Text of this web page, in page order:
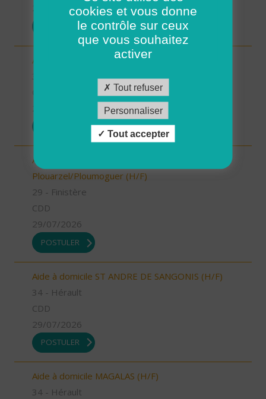
29/07/2026
Aide à domicile BEDARIEUX (H/F)
Aide à domicile - CDD été - Plouarzel/Lampaul-
Plouarzel/Ploumoguer (H/F)
29 - Finistère
CDD
29/07/2026
POSTULER
Aide à domicile ST ANDRE DE SANGONIS (H/F)
34 - Hérault
CDD
29/07/2026
POSTULER
Aide à domicile MAGALAS (H/F)
34 - Hérault
cookies et vous donne
le contrôle sur ceux
que vous souhaitez
activer
Tout refuser
Personnaliser
Tout accepter